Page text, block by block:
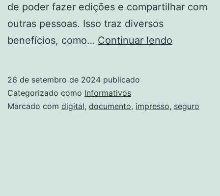
de poder fazer edições e compartilhar com
outras pessoas. Isso traz diversos
benefícios, como… Continuar lendo
qual
26 de setembro de 2024 publicado
Categorizado como Informativos
Marcado com digital, documento, impresso, seguro